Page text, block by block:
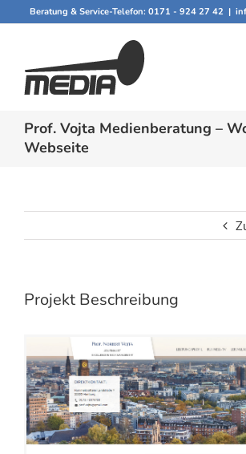
Inhalt
Beratung & Service-Telefon: 0171 - 924 27 42 |
Prof. Vojta Medienberatung –
Webseite
Projekt Beschreibung